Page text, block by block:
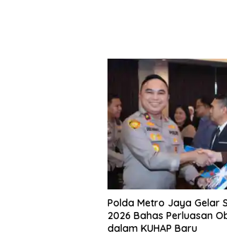
Polda Metro Jaya Gelar
2026 Bahas Perluasan
dalam KUHAP Baru